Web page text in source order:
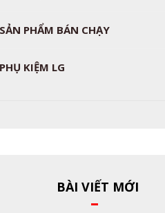
SẢN PHẨM BÁN CHẠY
PHỤ KIỆM LG
BÀI VIẾT MỚI